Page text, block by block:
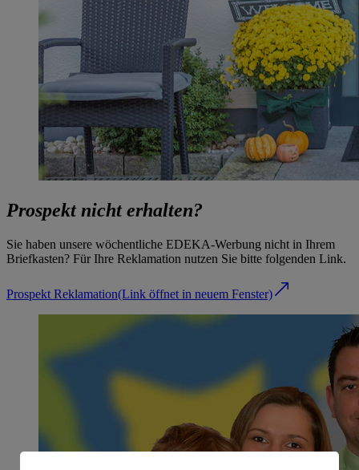
Prospekt nicht erhalten?
Sie haben unsere wöchentliche EDEKA-Werbung nicht in Ihrem
Briefkasten? Für Ihre Reklamation nutzen Sie bitte folgenden Link.
Prospekt Reklamation(Link öffnet in neuem Fenster)